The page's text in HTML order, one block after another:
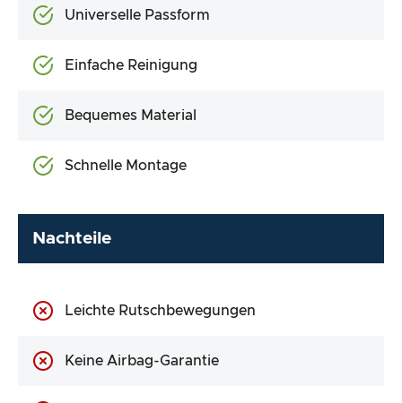
Universelle Passform
Einfache Reinigung
Bequemes Material
Schnelle Montage
Nachteile
Leichte Rutschbewegungen
Keine Airbag-Garantie